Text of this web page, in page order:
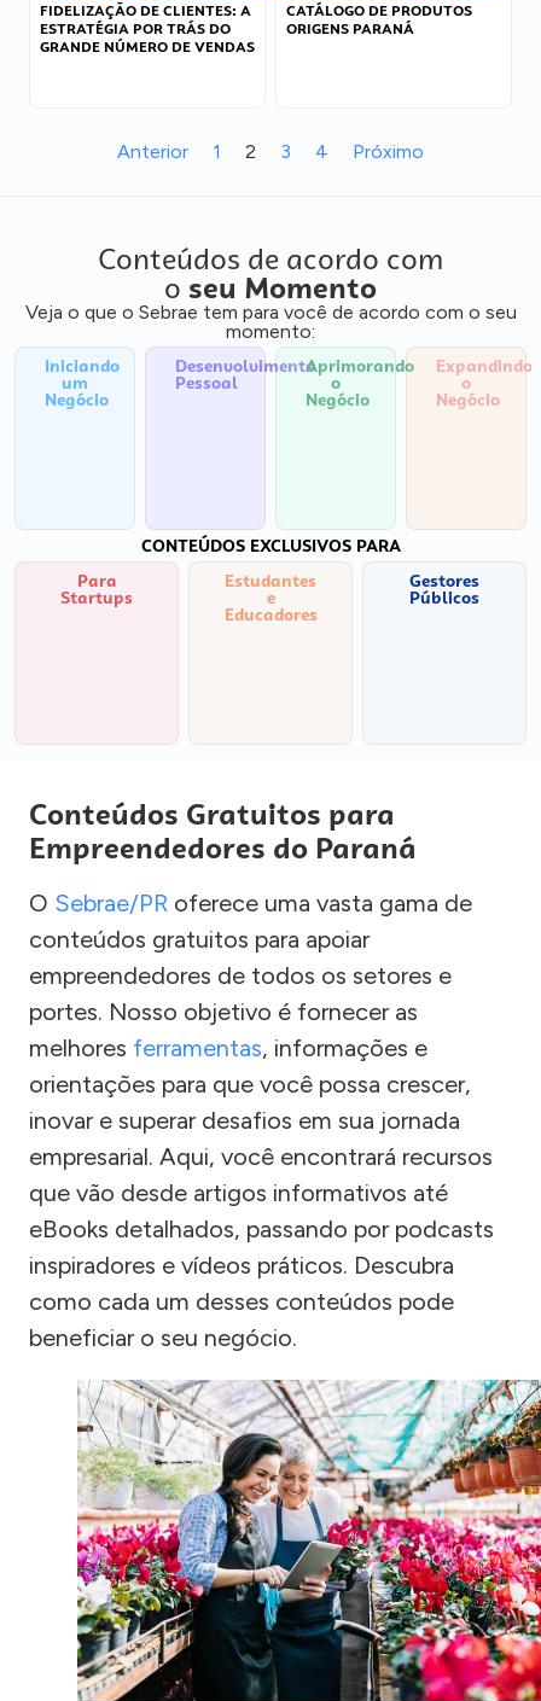
FIDELIZAÇÃO DE CLIENTES: A
ESTRATÉGIA POR TRÁS DO
GRANDE NÚMERO DE VENDAS
CATÁLOGO DE PRODUTOS
ORIGENS PARANÁ
Anterior 1 2 3 4 Próximo
Conteúdos de acordo com
o seu Momento
Veja o que o Sebrae tem para você de acordo com o seu
momento:
Iniciando
um
Negócio
Desenvolvimento
Pessoal
Aprimorando
o
Negócio
Expandindo
o
Negócio
CONTEÚDOS EXCLUSIVOS PARA
Para
Startups
Estudantes
e
Educadores
Gestores
Públicos
Conteúdos Gratuitos para
Empreendedores do Paraná
O Sebrae/PR oferece uma vasta gama de
conteúdos gratuitos para apoiar
empreendedores de todos os setores e
portes. Nosso objetivo é fornecer as
melhores ferramentas, informações e
orientações para que você possa crescer,
inovar e superar desafios em sua jornada
empresarial. Aqui, você encontrará recursos
que vão desde artigos informativos até
eBooks detalhados, passando por podcasts
inspiradores e vídeos práticos. Descubra
como cada um desses conteúdos pode
beneficiar o seu negócio.